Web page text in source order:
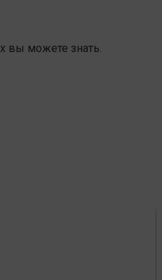
вы можете знать.